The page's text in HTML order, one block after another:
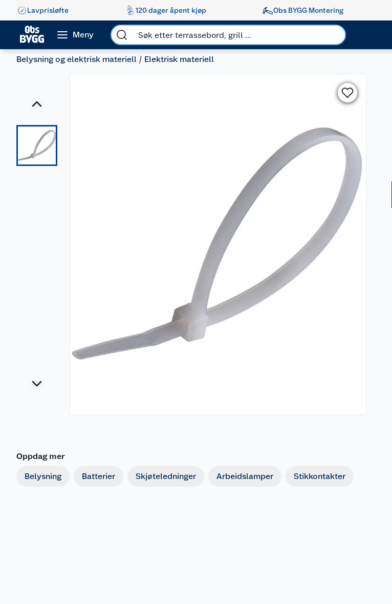
Lavprisløfte 120 dager åpent kjøp Obs BYGG Montering
Meny
Belysning og elektrisk materiell Elektrisk materiell
Oppdag mer
Belysning Batterier Skjøteledninger Arbeidslamper Stikkontakter